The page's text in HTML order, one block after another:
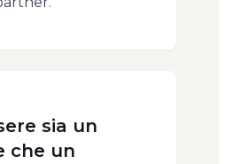
sia un
che un